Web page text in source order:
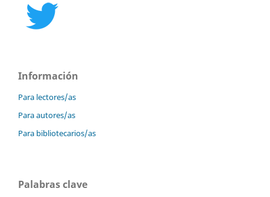
Información
Para lectores/as
Para autores/as
Para bibliotecarios/as
Palabras clave